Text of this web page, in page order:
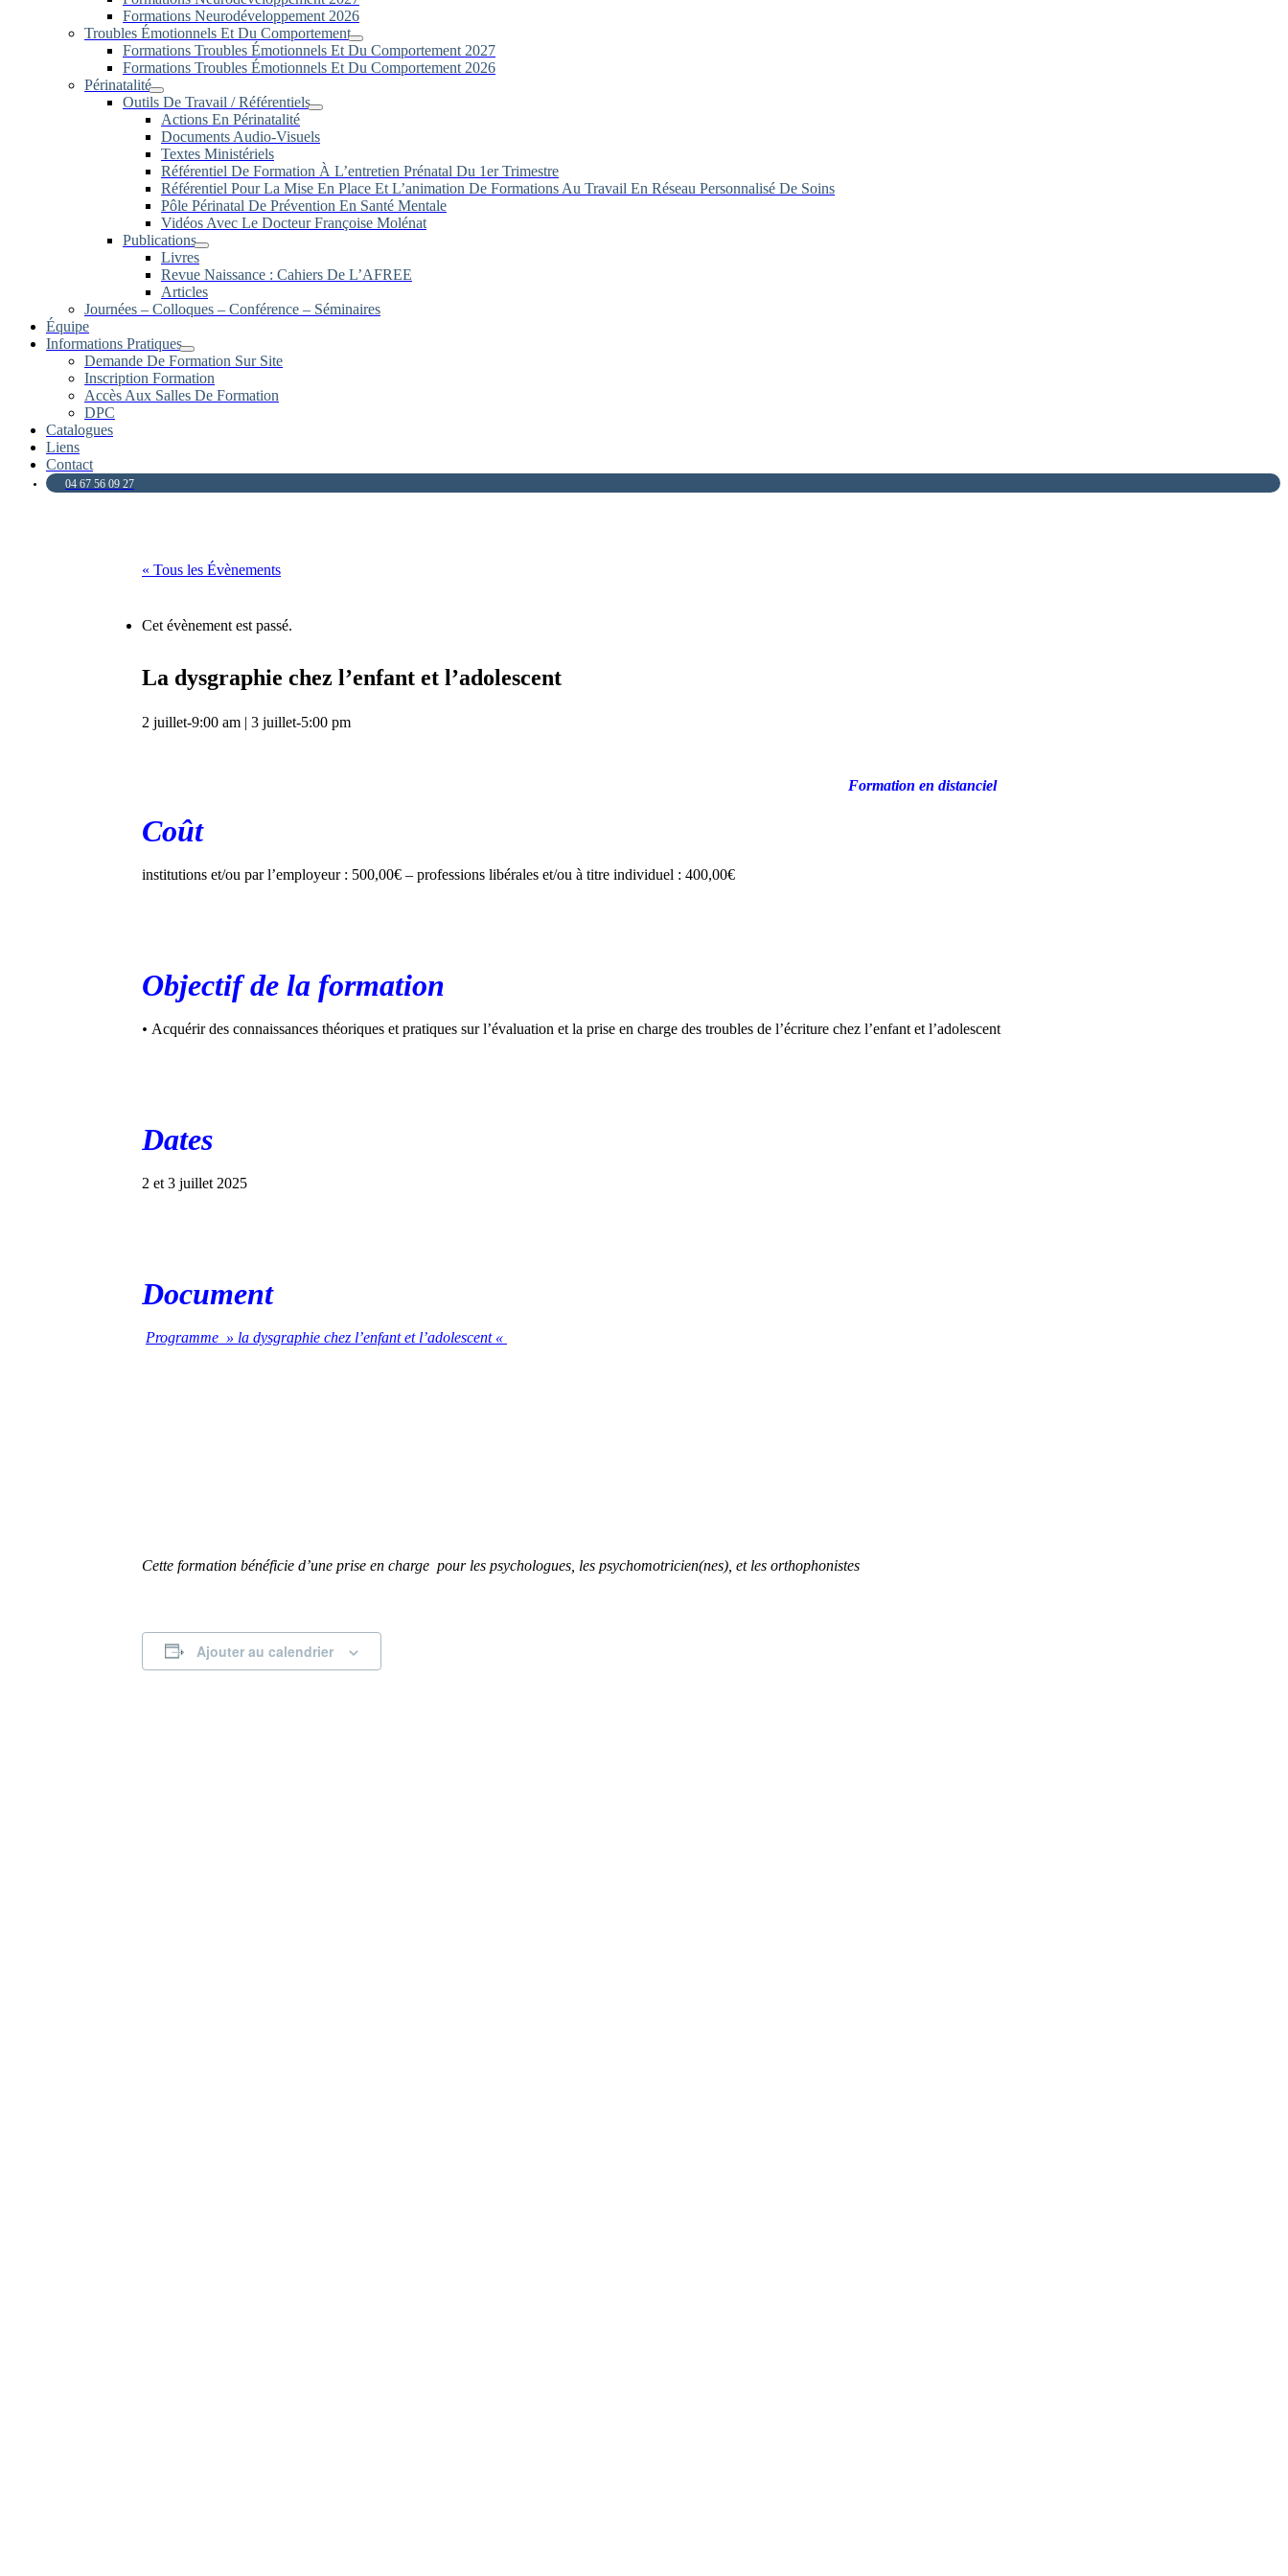
Formations Neurodéveloppement 2026
Troubles Émotionnels Et Du Comportement
Formations Troubles Émotionnels Et Du Comportement 2027
Formations Troubles Émotionnels Et Du Comportement 2026
Périnatalité
Outils De Travail / Référentiels
Actions En Périnatalité
Documents Audio-Visuels
Textes Ministériels
Référentiel De Formation À L’entretien Prénatal Du 1er Trimestre
Référentiel Pour La Mise En Place Et L’animation De Formations Au Travail En Réseau Personnalisé De Soins
Pôle Périnatal De Prévention En Santé Mentale
Vidéos Avec Le Docteur Françoise Molénat
Publications
Livres
Revue Naissance : Cahiers De L’AFREE
Articles
Journées – Colloques – Conférence – Séminaires
Équipe
Informations Pratiques
Demande De Formation Sur Site
Inscription Formation
Accès Aux Salles De Formation
DPC
Catalogues
Liens
Contact
04 67 56 09 27
« Tous les Évènements
Cet évènement est passé.
La dysgraphie chez l’enfant et l’adolescent
2 juillet-9:00 am | 3 juillet-5:00 pm
Formation en distanciel
Coût
institutions et/ou par l’employeur : 500,00€ – professions libérales et/ou à titre individuel : 400,00€
Objectif de la formation
• Acquérir des connaissances théoriques et pratiques sur l’évaluation et la prise en charge des troubles de l’écriture chez l’enfant et l’adolescent
Dates
2 et 3 juillet 2025
Document
Programme » la dysgraphie chez l’enfant et l’adolescent «
Cette formation bénéficie d’une prise en charge pour les psychologues, les psychomotricien(nes), et les orthophonistes
Ajouter au calendrier